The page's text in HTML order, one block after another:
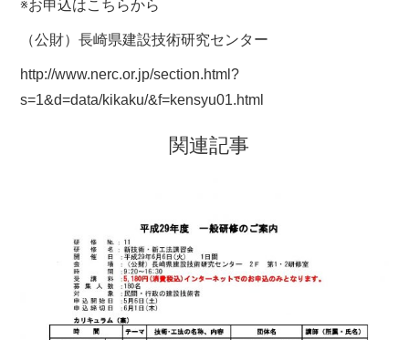
※お申込はこちらから
（公財）長崎県建設技術研究センター
http://www.nerc.or.jp/section.html?
s=1&d=data/kikaku/&f=kensyu01.html
関連記事